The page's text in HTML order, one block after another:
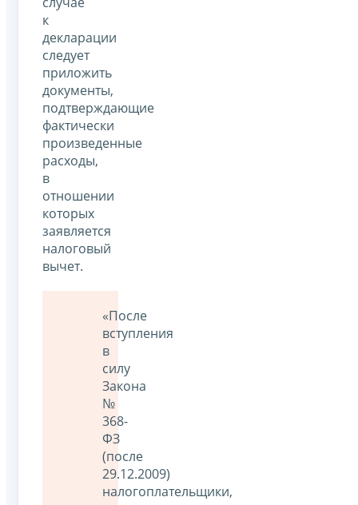
к
декларации
следует
приложить
документы,
подтверждающие
фактически
произведенные
расходы,
в
отношении
которых
заявляется
налоговый
вычет.
«После
вступления
в
силу
Закона
№
368-
ФЗ
(после
29.12.2009)
налогоплательщики,